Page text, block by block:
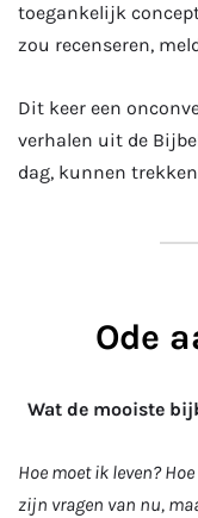
toegankelijk
zou recenseren,
Dit keer een
verhalen uit de
dag, kunnen
Ode
Wat de mooiste
Hoe moet ik leven?
zijn vragen van nu,